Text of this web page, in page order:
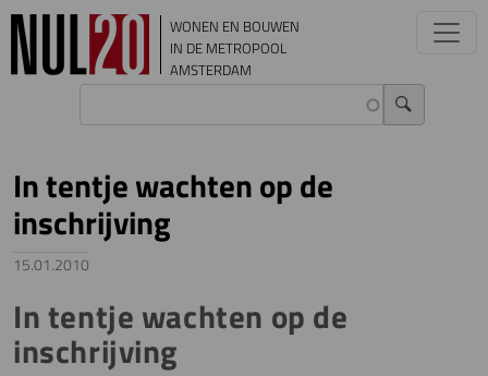
Overslaan en naar de inhoud gaan
WONEN EN BOUWEN
IN DE METROPOOL
AMSTERDAM
In tentje wachten op de
inschrijving
15.01.2010
In tentje wachten op de
inschrijving